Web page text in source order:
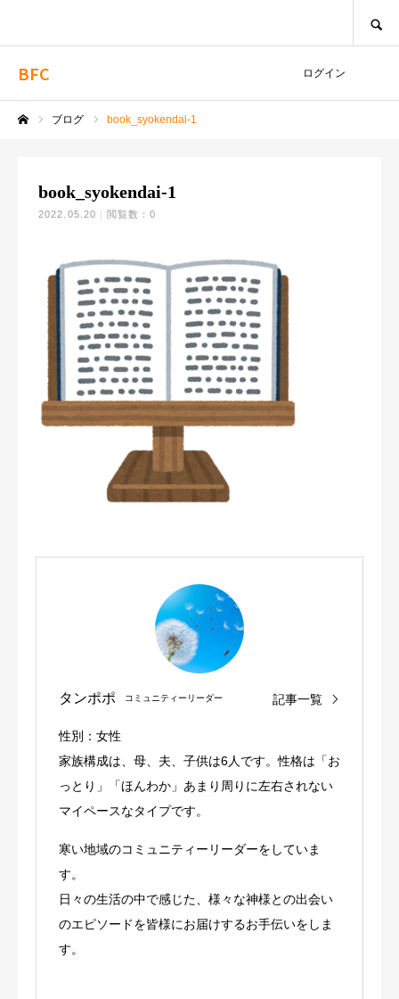
BFC ログイン
ブログ book_syokendai-1
book_syokendai-1
2022.05.20 閲覧数：0
タンポポ コミュニティーリーダー 記事一覧
性別：女性
家族構成は、母、夫、子供は6人です。性格は「お
っとり」「ほんわか」あまり周りに左右されない
マイペースなタイプです。
寒い地域のコミュニティーリーダーをしていま
す。
日々の生活の中で感じた、様々な神様との出会い
のエピソードを皆様にお届けするお手伝いをしま
す。